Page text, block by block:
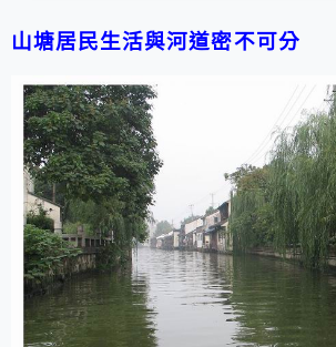
山塘居民生活與河道密不可分